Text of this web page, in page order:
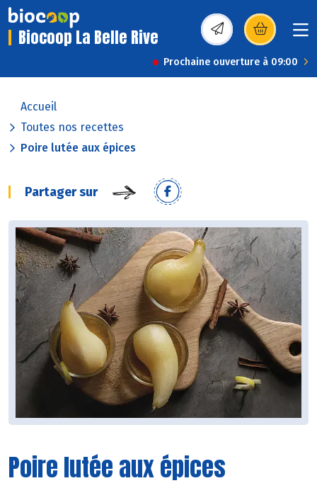
Biocoop La Belle Rive (s’ouvre dans une
Prochaine ouverture à 09:00
Accueil
Toutes nos recettes
Poire lutée aux épices
Partager sur
Poire lutée aux épices